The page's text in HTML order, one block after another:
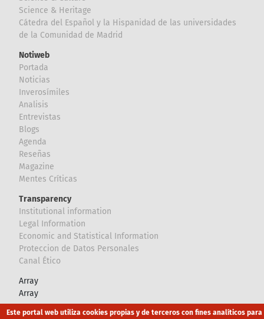
Science & Heritage
Cátedra del Español y la Hispanidad de las universidades
de la Comunidad de Madrid
Notiweb
Portada
Noticias
Inverosímiles
Analisis
Entrevistas
Blogs
Agenda
Reseñas
Magazine
Mentes Críticas
Transparency
Institutional information
Legal Information
Economic and Statistical Information
Proteccion de Datos Personales
Canal Ético
Array
Array
Este portal web utiliza cookies propias y de terceros con fines analíticos para